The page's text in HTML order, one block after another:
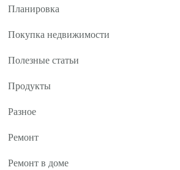
Планировка
Покупка недвижимости
Полезные статьи
Продукты
Разное
Ремонт
Ремонт в доме